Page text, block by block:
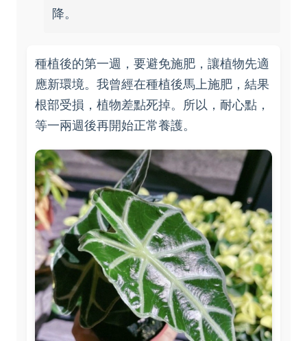
降。
種植後的第一週，要避免施肥，讓植物先適
應新環境。我曾經在種植後馬上施肥，結果
根部受損，植物差點死掉。所以，耐心點，
等一兩週後再開始正常養護。